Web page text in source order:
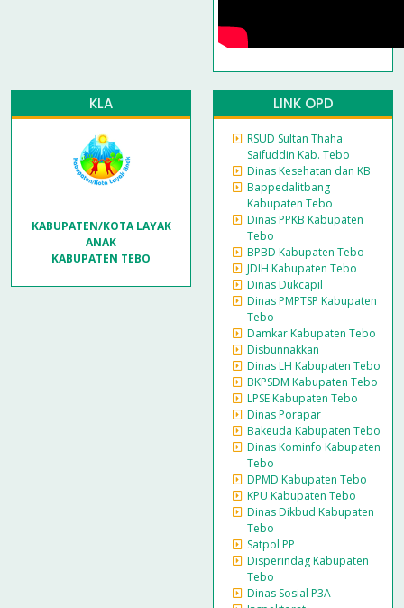
KLA
KABUPATEN/KOTA LAYAK
ANAK
KABUPATEN TEBO
LINK OPD
RSUD Sultan Thaha
Saifuddin Kab. Tebo
Dinas Kesehatan dan KB
Bappedalitbang
Kabupaten Tebo
Dinas PPKB Kabupaten
Tebo
BPBD Kabupaten Tebo
JDIH Kabupaten Tebo
Dinas Dukcapil
Dinas PMPTSP Kabupaten
Tebo
Damkar Kabupaten Tebo
Disbunnakkan
Dinas LH Kabupaten Tebo
BKPSDM Kabupaten Tebo
LPSE Kabupaten Tebo
Dinas Porapar
Bakeuda Kabupaten Tebo
Dinas Kominfo Kabupaten
Tebo
DPMD Kabupaten Tebo
KPU Kabupaten Tebo
Dinas Dikbud Kabupaten
Tebo
Satpol PP
Disperindag Kabupaten
Tebo
Dinas Sosial P3A